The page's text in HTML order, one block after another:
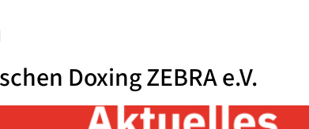
Doxing ZEBRA e.V.